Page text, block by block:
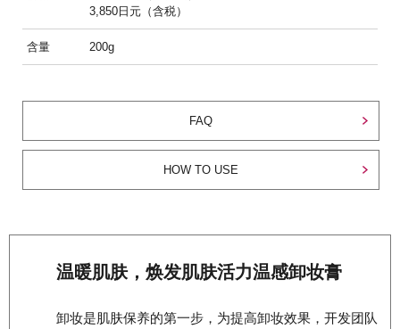
3,850日元（含税）
含量 200g
FAQ
HOW TO USE
温暖肌肤，焕发肌肤活力温感卸妆膏
卸妆是肌肤保养的第一步，为提高卸妆效果，开发团队